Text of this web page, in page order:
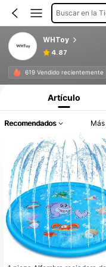
Buscar en la
WHToy
4.87
619 Vendido recientemente
Artículo
Recomendados